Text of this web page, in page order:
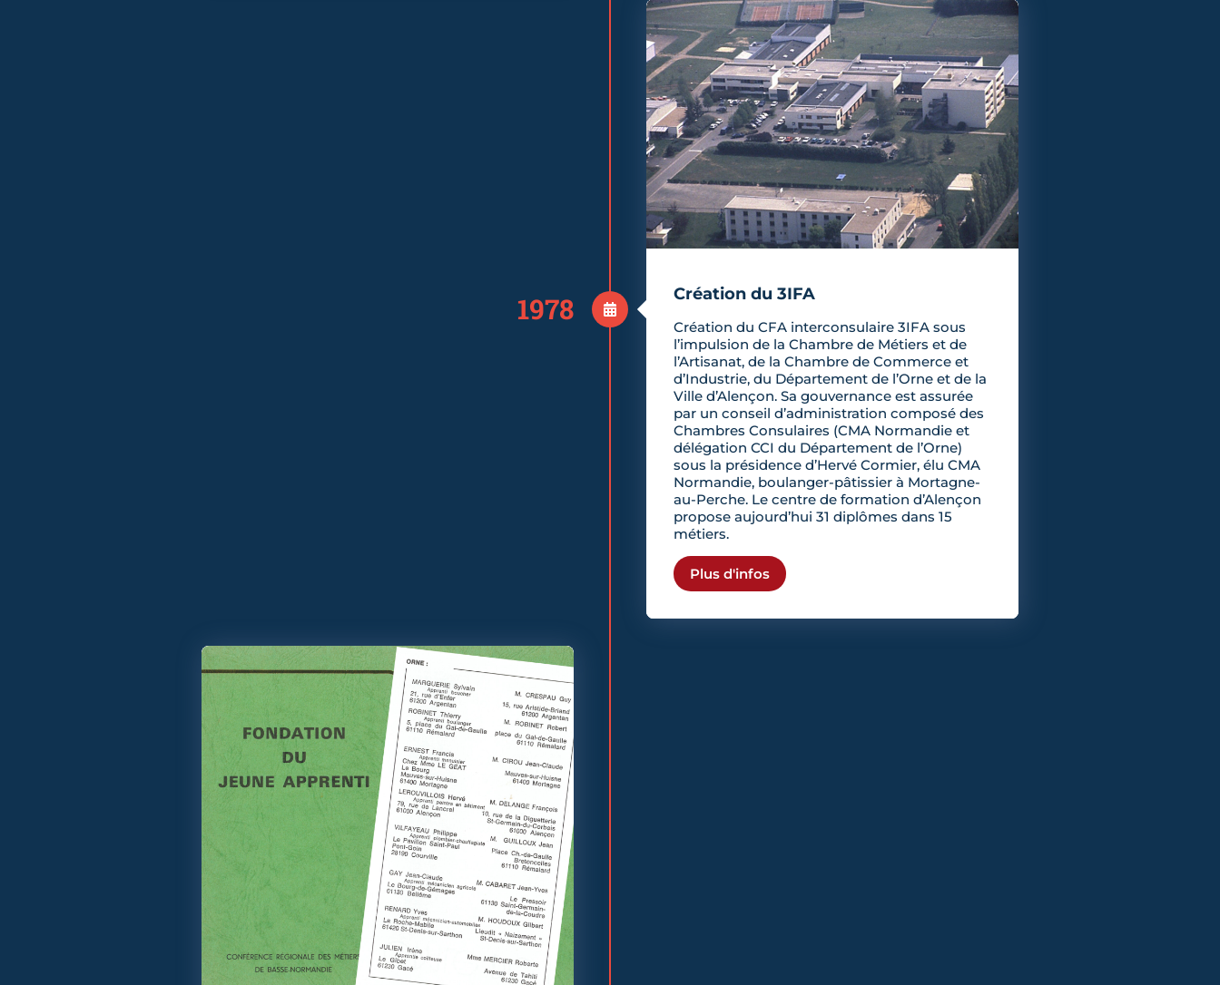
Création du 3IFA
Création du CFA interconsulaire 3IFA sous
l’impulsion de la Chambre de Métiers et de
l’Artisanat, de la Chambre de Commerce et
d’Industrie, du Département de l’Orne et de la
Ville d’Alençon. Sa gouvernance est assurée
par un conseil d’administration composé des
Chambres Consulaires (CMA Normandie et
délégation CCI du Département de l’Orne)
sous la présidence d’Hervé Cormier, élu CMA
Normandie, boulanger-pâtissier à Mortagne-
au-Perche. Le centre de formation d’Alençon
propose aujourd’hui 31 diplômes dans 15
métiers.
Plus d'infos
1978